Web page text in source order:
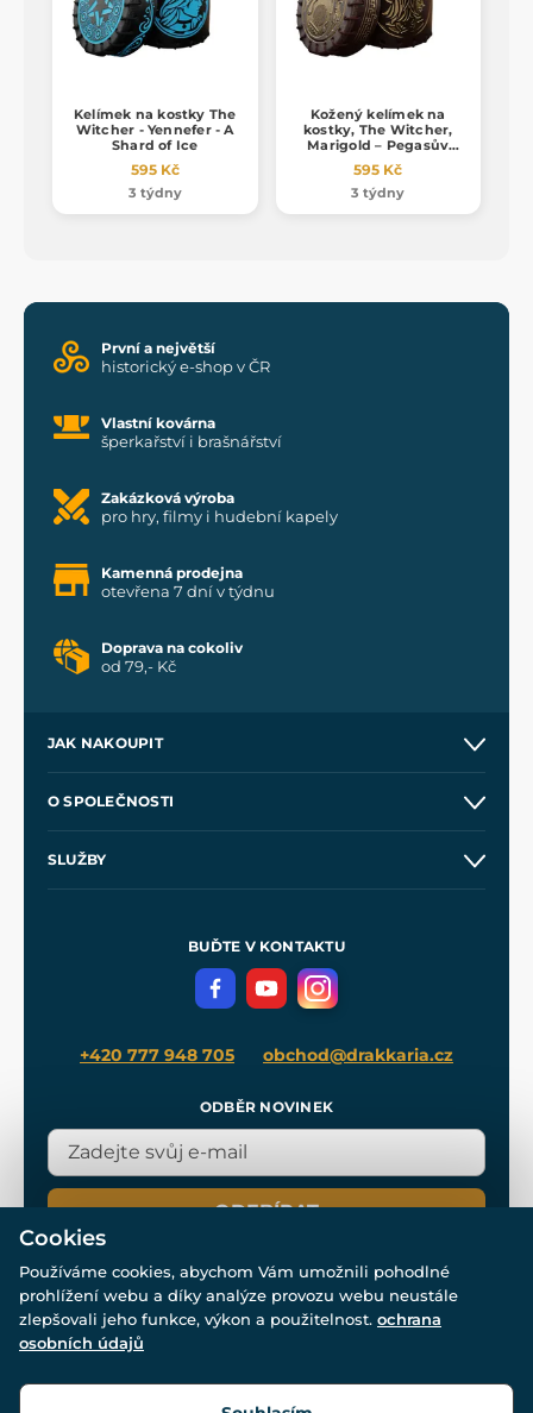
Kelímek na kostky The
Witcher - Yennefer - A
Shard of Ice
595 Kč
3 týdny
Kožený kelímek na
kostky, The Witcher,
Marigold – Pegasův
595 Kč
3 týdny
První a největší
historický e-shop v ČR
Vlastní kovárna
šperkařství i brašnářství
Zakázková výroba
pro hry, filmy i hudební kapely
Kamenná prodejna
otevřena 7 dní v týdnu
Doprava na cokoliv
od 79,- Kč
JAK NAKOUPIT
Velkoobchod
O SPOLEČNOSTI
SLUŽBY
Meče pro Kingdom Come
BUĎTE V KONTAKTU
+420 777 948 705 obchod@drakkaria.cz
ODBĚR NOVINEK
ODEBÍRAT
© Všechna práva vyhrazena. www.drakkaria.cz 2007-2026.
Cookies
Používáme cookies, abychom Vám umožnili pohodlné
prohlížení webu a díky analýze provozu webu neustále
zlepšovali jeho funkce, výkon a použitelnost. ochrana
osobních údajů